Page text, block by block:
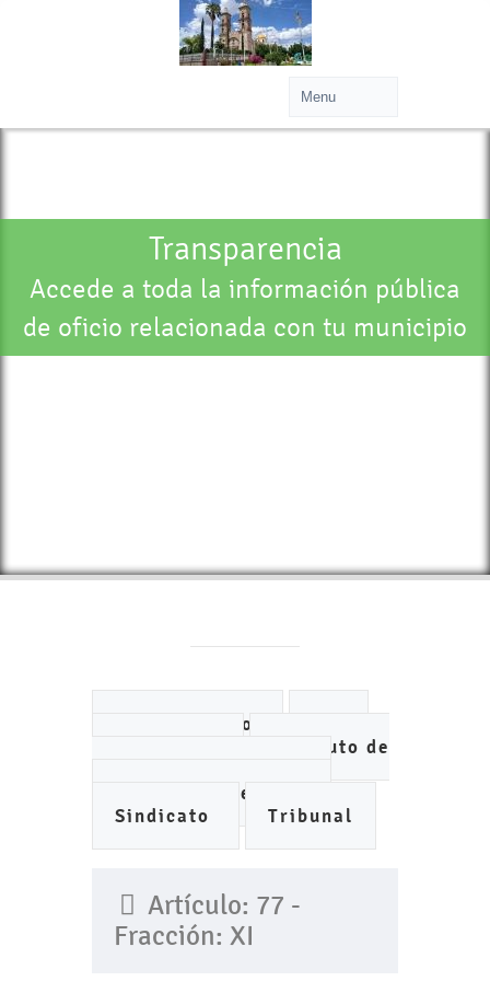
Transparencia
Accede a toda la información pública
de oficio relacionada con tu municipio
Ayuntamiento
Instituto de
Organismo de Agua
Sindicato
Tribunal
Artículo: 77 -
Fracción: XI